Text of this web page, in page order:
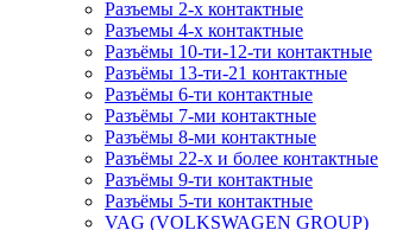
Разъемы 2-х контактные
Разъемы 4-х контактные
Разъёмы 10-ти-12-ти контактные
Разъёмы 13-ти-21 контактные
Разъёмы 6-ти контактные
Разъёмы 7-ми контактные
Разъёмы 8-ми контактные
Разъёмы 22-х и более контактные
Разъёмы 9-ти контактные
Разъёмы 5-ти контактные
VAG (VOLKSWAGEN GROUP)